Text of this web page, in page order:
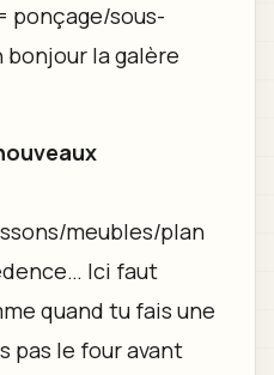
ponçage/sous-
bonjour la galère
meubles/plan
Ici faut
quand tu fais une
pas le four avant